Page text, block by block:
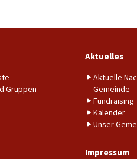
Gruppen
Aktuelles
Aktuelle
Gemeinde
Fundraising
Kalender
Unser
Impressum